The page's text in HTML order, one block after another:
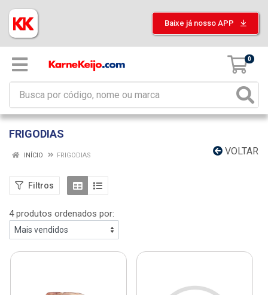
Baixe já nosso APP
0
FRIGODIAS
VOLTAR
INÍCIO FRIGODIAS
Filtros
4 produtos ordenados por: